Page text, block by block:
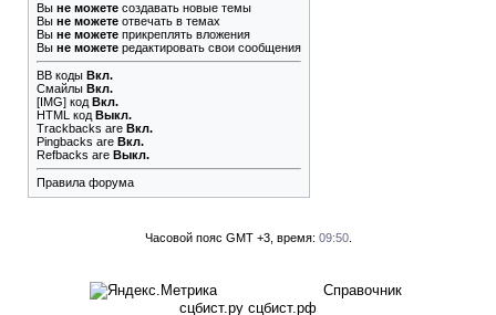
Вы не можете создавать новые темы
Вы не можете отвечать в темах
Вы не можете прикреплять вложения
Вы не можете редактировать свои сообщения
BB коды Вкл.
Смайлы Вкл.
[IMG] код Вкл.
HTML код Выкл.
Trackbacks are Вкл.
Pingbacks are Вкл.
Refbacks are Выкл.
Правила форума
Часовой пояс GMT +3, время: 09:50.
Справочник
сцбист.ру сцбист.рф